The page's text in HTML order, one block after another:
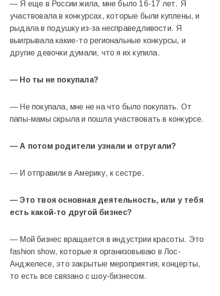
— Я еще в России жила, мне было 16-17 лет. Я
участвовала в конкурсах, которые были куплены, и
рыдала в подушку из-за несправедливости. Я
выигрывала какие-то региональные конкурсы, и
другие девочки думали, что я их купила.
— Но ты не покупала?
— Не покупала, мне не на что было покупать. От
папы-мамы скрыла и пошла участвовать в конкурсе.
— А потом родители узнали и отругали?
— И отправили в Америку, к сестре.
— Это твоя основная деятельность, или у тебя
есть какой-то другой бизнес?
— Мой бизнес вращается в индустрии красоты. Это
fashion show, которые я организовываю в Лос-
Анджелесе, это закрытые мероприятия, концерты,
то есть все связано с шоу-бизнесом.